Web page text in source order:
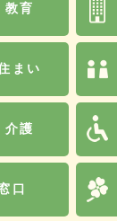
教育
まい
介護
口